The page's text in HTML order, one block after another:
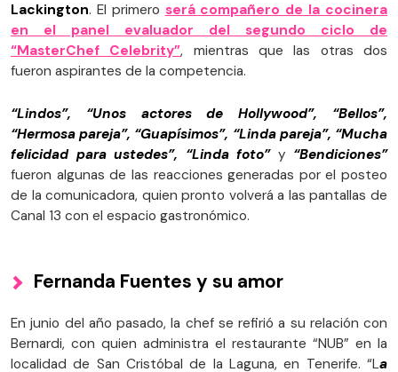
Lackington. El primero será compañero de la cocinera
en el panel evaluador del segundo ciclo de
“MasterChef Celebrity”, mientras que las otras dos
fueron aspirantes de la competencia.
“Lindos”, “Unos actores de Hollywood”, “Bellos”,
“Hermosa pareja”, “Guapísimos”, “Linda pareja”, “Mucha
felicidad para ustedes”, “Linda foto”y “Bendiciones”
fueron algunas de las reacciones generadas por el posteo
de la comunicadora, quien pronto volverá a las pantallas de
Canal 13 con el espacio gastronómico.
Fernanda Fuentes y su amor
En junio del año pasado, la chef se refirió a su relación con
Bernardi, con quien administra el restaurante “NUB” en la
localidad de San Cristóbal de la Laguna, en Tenerife. “La